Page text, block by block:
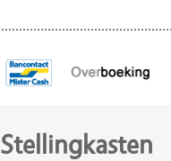
Stellingkasten